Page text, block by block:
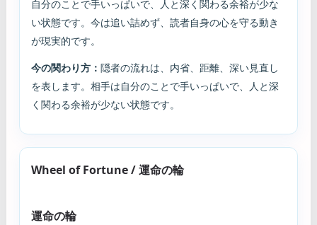
自分のことで手いっぱいで、人と深く関わる余裕が少な
い状態です。今は追い詰めず、読者自身の心を守る動き
が現実的です。
今の関わり方： 隠者の流れは、内省、距離、深い見直し
を表します。相手は自分のことで手いっぱいで、人と深
く関わる余裕が少ない状態です。
Wheel of Fortune / 運命の輪
運命の輪